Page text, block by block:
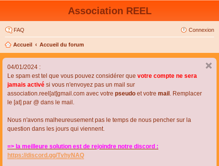
Association REEL
FAQ Connexion
Accueil Accueil du forum
04/01/2024 :
Le spam est tel que vous pouvez considérer que votre compte ne sera
jamais activé si vous n'envoyez pas un mail sur
association.reel[at]gmail.com avec votre pseudo et votre mail . Remplacer
le [at] par @ dans le mail.
Nous n'avons malheureusement pas le temps de nous pencher sur la
question dans les jours qui viennent.
=> la meilleure solution est de rejoindre notre discord :
https://discord.gg/TvhyNAQ